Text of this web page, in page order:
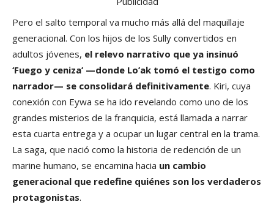
Pero el salto temporal va mucho más allá del maquillaje
generacional. Con los hijos de los Sully convertidos en
adultos jóvenes, el relevo narrativo que ya insinuó
‘Fuego y ceniza’ —donde Lo’ak tomó el testigo como
narrador— se consolidará definitivamente. Kiri, cuya
conexión con Eywa se ha ido revelando como uno de los
grandes misterios de la franquicia, está llamada a narrar
esta cuarta entrega y a ocupar un lugar central en la trama.
La saga, que nació como la historia de redención de un
marine humano, se encamina hacia un cambio
generacional que redefine quiénes son los verdaderos
protagonistas.